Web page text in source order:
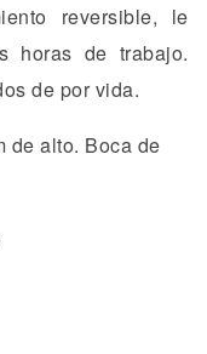
reversible, le
horas de trabajo.
de por vida.
de alto. Boca de